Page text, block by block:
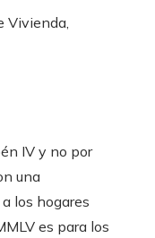
Vivienda,
IV y no por
una
los hogares
es para los